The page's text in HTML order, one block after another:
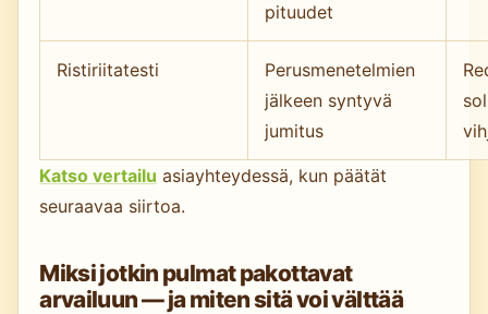
pituudet
Ristiriitatesti
Perusmenetelmien
jälkeen syntyvä
jumitus
Katso vertailu asiayhteydessä, kun päätät
seuraavaa siirtoa.
Miksi jotkin pulmat pakottavat
arvailuun — ja miten sitä voi välttää